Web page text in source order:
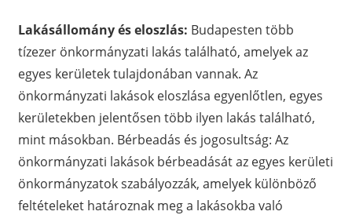
Lakásállomány és eloszlás: Budapesten több
tízezer önkormányzati lakás található, amelyek az
egyes kerületek tulajdonában vannak. Az
önkormányzati lakások eloszlása egyenlőtlen, egyes
kerületekben jelentősen több ilyen lakás található,
mint másokban. Bérbeadás és jogosultság: Az
önkormányzati lakások bérbeadását az egyes kerületi
önkormányzatok szabályozzák, amelyek különböző
feltételeket határoznak meg a lakásokba való